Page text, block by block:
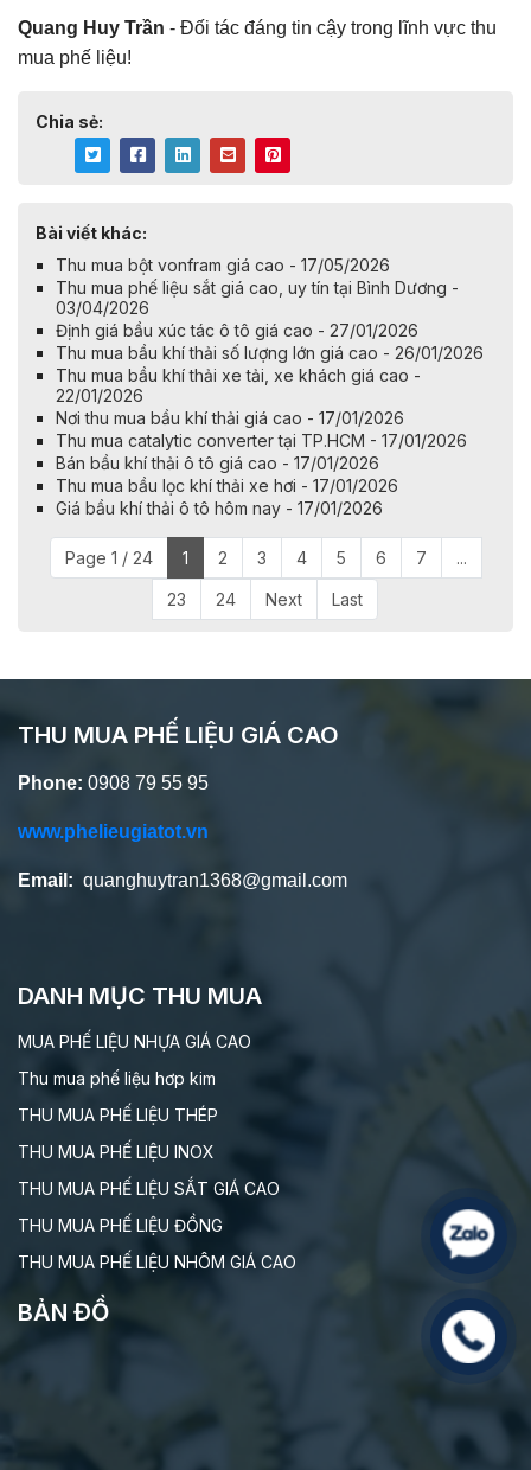
Quang Huy Trần - Đối tác đáng tin cậy trong lĩnh vực thu
mua phế liệu!
Chia sẻ:
Bài viết khác:
Thu mua bột vonfram giá cao - 17/05/2026
Thu mua phế liệu sắt giá cao, uy tín tại Bình Dương -
03/04/2026
Định giá bầu xúc tác ô tô giá cao - 27/01/2026
Thu mua bầu khí thải số lượng lớn giá cao - 26/01/2026
Thu mua bầu khí thải xe tải, xe khách giá cao -
22/01/2026
Nơi thu mua bầu khí thải giá cao - 17/01/2026
Thu mua catalytic converter tại TP.HCM - 17/01/2026
Bán bầu khí thải ô tô giá cao - 17/01/2026
Thu mua bầu lọc khí thải xe hơi - 17/01/2026
Giá bầu khí thải ô tô hôm nay - 17/01/2026
Page 1 / 24 1 2 3 4 5 6 7 ...
23 24 Next Last
THU MUA PHẾ LIỆU GIÁ CAO
Phone: 0908 79 55 95
www.phelieugiatot.vn
Email: quanghuytran1368@gmail.com
DANH MỤC THU MUA
MUA PHẾ LIỆU NHỰA GIÁ CAO
Thu mua phế liệu hơp kim
THU MUA PHẾ LIỆU THÉP
THU MUA PHẾ LIỆU INOX
THU MUA PHẾ LIỆU SẮT GIÁ CAO
THU MUA PHẾ LIỆU ĐỒNG
THU MUA PHẾ LIỆU NHÔM GIÁ CAO
BẢN ĐỒ